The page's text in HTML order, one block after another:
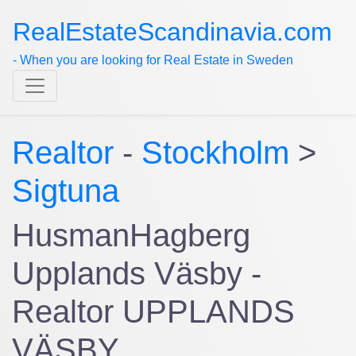
RealEstateScandinavia.com
- When you are looking for Real Estate in Sweden
Realtor - Stockholm >
Sigtuna
HusmanHagberg
Upplands Väsby -
Realtor UPPLANDS